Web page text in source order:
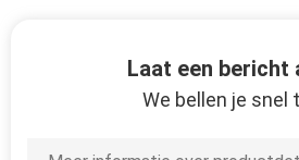
Laat een bericht
We bellen je snel